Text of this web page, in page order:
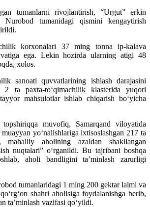
tumanlarni rivojlantirish, “Urgut” erkin
Nurobod tumanidagi qismini kengaytirish
korxonalari 37 ming tonna ip-kalava
ega. Lekin hozirda ularning atigi 48
xolos.
sanoati quvvatlarining ishlash darajasini
2 ta paxta-to‘qimachilik klasterida yuqori
mahsulotlar ishlab chiqarish bo‘yicha
topshiriqqa muvofiq, Samarqand viloyatida
yo‘nalishlariga ixtisoslashgan 217 ta
aholining azaldan shakllangan
nuqtalari” o‘rganildi. Bu tajribani boshqa
aholi bandligini ta’minlash zarurligi
tumanlaridagi 1 ming 200 gektar lalmi va
shahri aholisiga foydalanishga berib,
ta’minlash vazifasi qo‘yildi.